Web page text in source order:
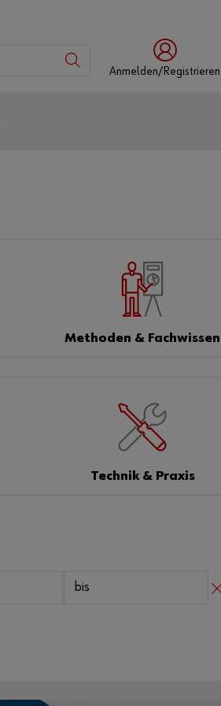
Anmelden/Registrieren
Partnernummer
Passwort
Passwort
vergessen
Anmeldedaten
merken
Methoden & Fachwissen
Technik & Praxis